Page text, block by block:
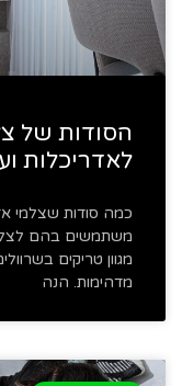
הסודות של
לאדריכלות
כמה סודות שצלמי
משתמשים בהם
מגוון טריקים
מדהימות. הנה